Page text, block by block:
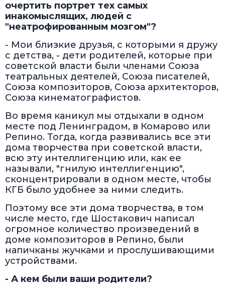
очертить портрет тех самых
инакомыслящих, людей с
"неатрофированным мозгом"?
- Мои близкие друзья, с которыми я дружу
с детства, - дети родителей, которые при
советской власти были членами Союза
театральных деятелей, Союза писателей,
Союза композиторов, Союза архитекторов,
Союза кинематографистов.
Во время каникул мы отдыхали в одном
месте под Ленинградом, в Комарово или
Репино. Тогда, когда развивались все эти
дома творчества при советской власти,
всю эту интеллигенцию или, как ее
называли, "гнилую интеллигенцию",
сконцентрировали в одном месте, чтобы
КГБ было удобнее за ними следить.
Поэтому все эти дома творчества, в том
числе место, где Шостакович написал
огромное количество произведений в
доме композиторов в Репино, были
напичканы жучками и прослушивающими
устройствами.
- А кем были ваши родители?